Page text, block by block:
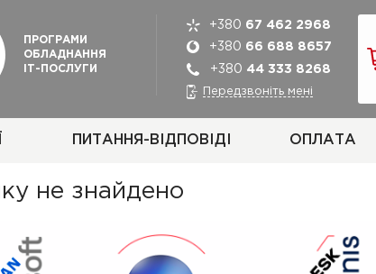
ПРОГРАМИ
ОБЛАДНАННЯ
ІТ-ПОСЛУГИ
ПИТАННЯ-ВІДПОВІДІ ОПЛАТА
+380 67 462 2968
+380 66 688 8657
+380 44 333 8268
Передзвоніть мені
не знайдено